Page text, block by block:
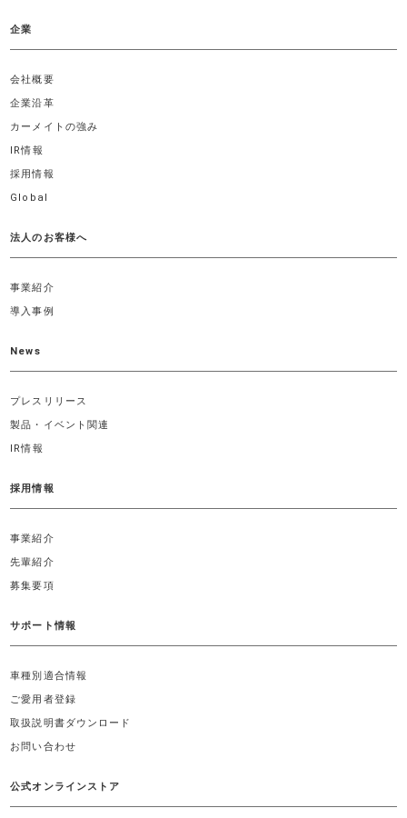
企業
会社概要
企業沿革
カーメイトの強み
IR情報
採用情報
Global
法人のお客様へ
事業紹介
導入事例
News
プレスリリース
製品・イベント関連
IR情報
採用情報
事業紹介
先輩紹介
募集要項
サポート情報
車種別適合情報
ご愛用者登録
取扱説明書ダウンロード
お問い合わせ
公式オンラインストア